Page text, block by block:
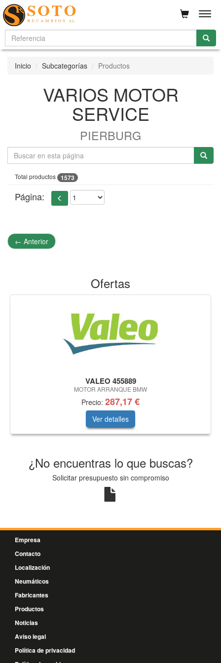
Inicio Subcategorías Productos
VARIOS MOTOR
SERVICE
PIERBURG
Total productos 1573
Página:
← Anterior
Ofertas
VALEO 455889
MOTOR ARRANQUE BMW
Precio: 287,17 €
Ver detalles
¿No encuentras lo que buscas?
Solicitar presupuesto sin compromiso
Empresa
Contacto
Localización
Neumáticos
Fabricantes
Productos
Noticias
Aviso legal
Política de privacidad